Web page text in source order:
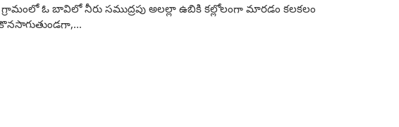
ఓ బావిలో నీరు సముద్రపు అలల్లా ఉబికి కల్లోలంగా మారడం కలకలం